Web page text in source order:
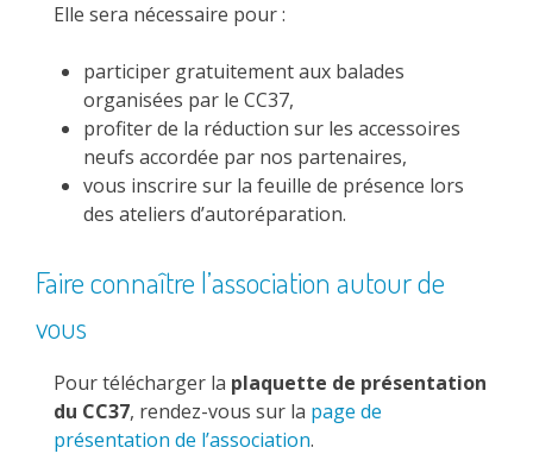
Elle sera nécessaire pour :
participer gratuitement aux balades
organisées par le CC37,
profiter de la réduction sur les accessoires
neufs accordée par nos partenaires,
vous inscrire sur la feuille de présence lors
des ateliers d’autoréparation.
Faire connaître l’association autour de
vous
Pour télécharger la plaquette de présentation
du CC37, rendez-vous sur la page de
présentation de l’association.